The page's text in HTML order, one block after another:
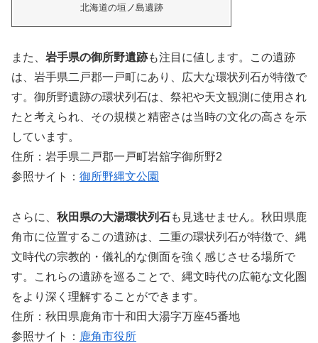
北海道の垣ノ島遺跡
また、 岩手県の御所野遺跡も注目に値します。この遺跡
は、岩手県二戸郡一戸町にあり、広大な環状列石が特徴で
す。御所野遺跡の環状列石は、祭祀や天文観測に使用され
たと考えられ、その規模と精密さは当時の文化の高さを示
しています。
住所：岩手県二戸郡一戸町岩舘字御所野2
参照サイト： 御所野縄文公園
さらに、 秋田県の大湯環状列石も見逃せません。秋田県鹿
角市に位置するこの遺跡は、二重の環状列石が特徴で、縄
文時代の宗教的・儀礼的な側面を強く感じさせる場所で
す。これらの遺跡を巡ることで、縄文時代の広範な文化圏
をより深く理解することができます。
住所：秋田県鹿角市十和田大湯字万座45番地
参照サイト： 鹿角市役所